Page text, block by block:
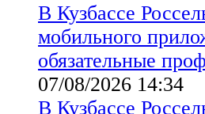
В Кузбассе
мобильного
обязательные
07/08/2026 14:34
В Кузбассе